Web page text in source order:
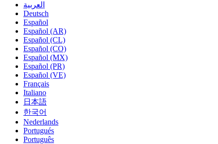
العربية
Deutsch
Español
Español (AR)
Español (CL)
Español (CO)
Español (MX)
Español (PR)
Español (VE)
Français
Italiano
日本語
한국어
Nederlands
Portugués
Português